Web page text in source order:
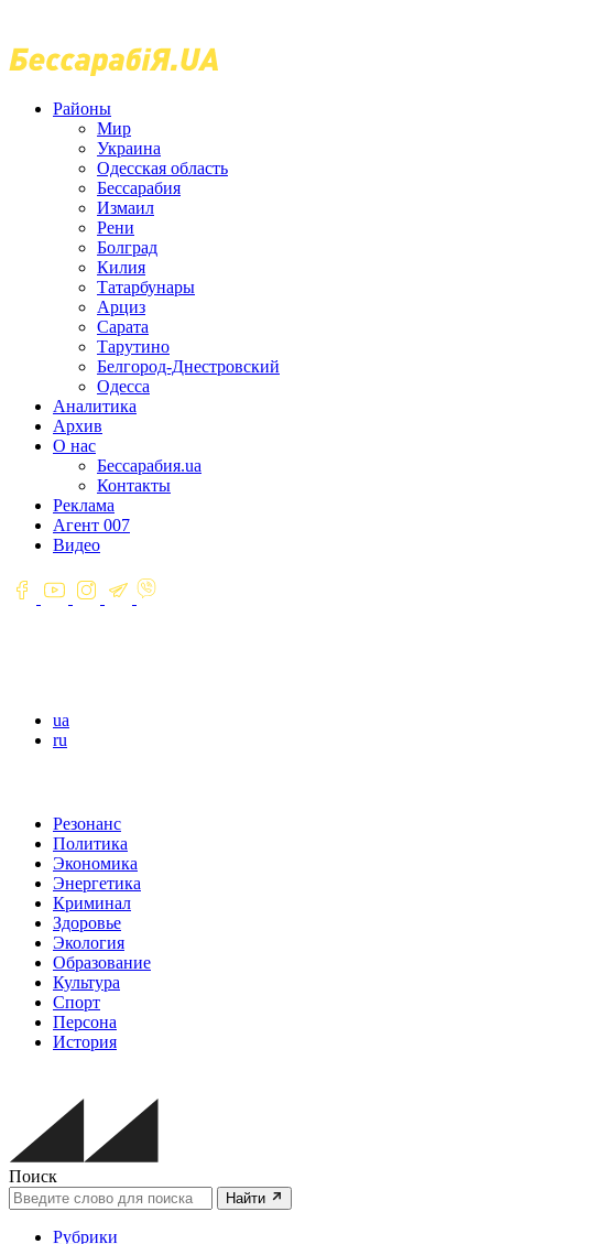
Районы
Мир
Украина
Одесская область
Бессарабия
Измаил
Рени
Болград
Килия
Татарбунары
Арциз
Сарата
Тарутино
Белгород-Днестровский
Одесса
Аналитика
Архив
О нас
Бессарабия.ua
Контакты
Реклама
Агент 007
Видео
ua
ru
Резонанс
Политика
Экономика
Энергетика
Криминал
Здоровье
Экология
Образование
Культура
Спорт
Персона
История
Поиск
Найти
Рубрики